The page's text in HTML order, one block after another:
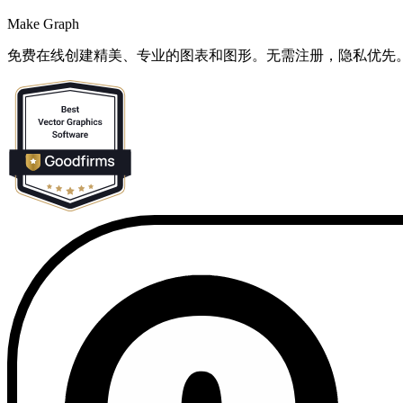
Make Graph
免费在线创建精美、专业的图表和图形。无需注册，隐私优先